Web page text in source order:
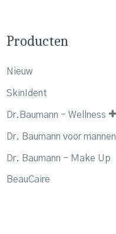
Producten
BeauCaire
Dr. Baumann - Make Up
Dr. Baumann voor mannen
Dr.Baumann - Wellness
Nieuw
SkinIdent